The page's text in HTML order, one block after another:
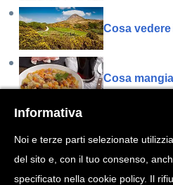
Cosa
Cosa
Quando
Informativa
Noi e terze parti selezionate
del sito e, con il tuo consenso,
specificato nella cookie policy. Il